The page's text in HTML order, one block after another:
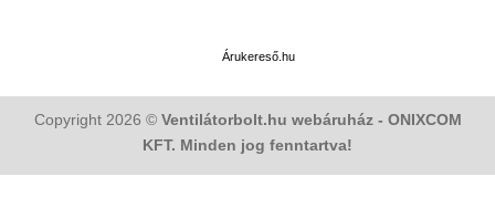
Árukereső.hu
Copyright 2026 © Ventilátorbolt.hu webáruház - ONIXCOM
KFT. Minden jog fenntartva!